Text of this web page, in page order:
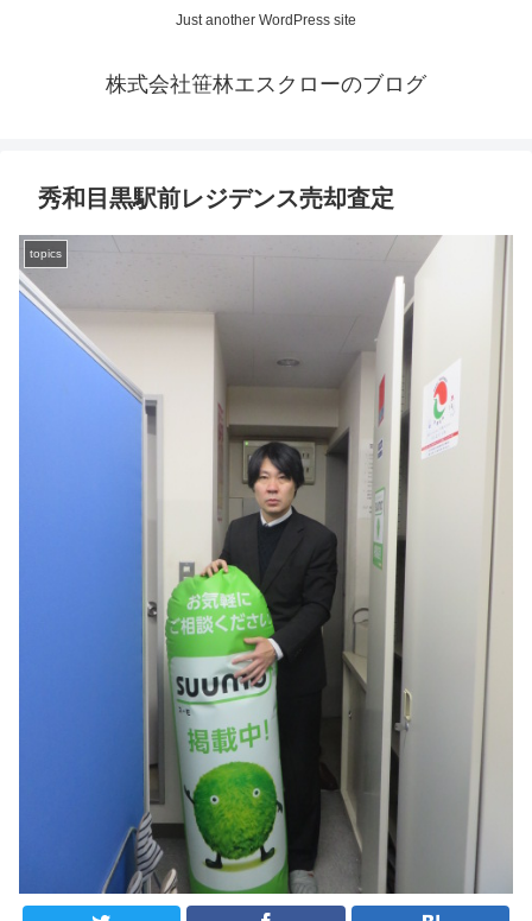
Just another WordPress site
株式会社笹林エスクローのブログ
秀和目黒駅前レジデンス売却査定
topics